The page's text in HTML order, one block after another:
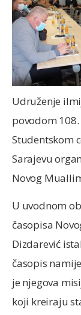
Udruženje
povodom
Studentskom
Sarajevu
Novog
U uvodnom
časopisa
Dizdarević
časopis
je njegova
koji kreiraju